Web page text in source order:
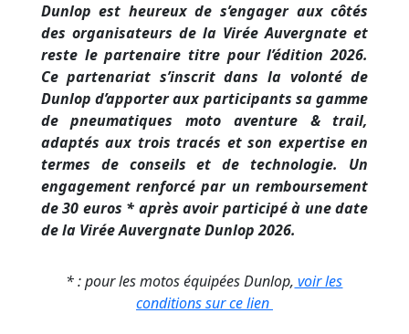
Dunlop est heureux de s’engager aux côtés
des organisateurs de la Virée Auvergnate et
reste le partenaire titre pour l’édition 2026.
Ce partenariat s’inscrit dans la volonté de
Dunlop d’apporter aux participants sa gamme
de pneumatiques moto aventure & trail,
adaptés aux trois tracés et son expertise en
termes de conseils et de technologie. Un
engagement renforcé par un remboursement
de 30 euros * après avoir participé à une date
de la Virée Auvergnate Dunlop 2026.
* : pour les motos équipées Dunlop, voir les
conditions sur ce lien